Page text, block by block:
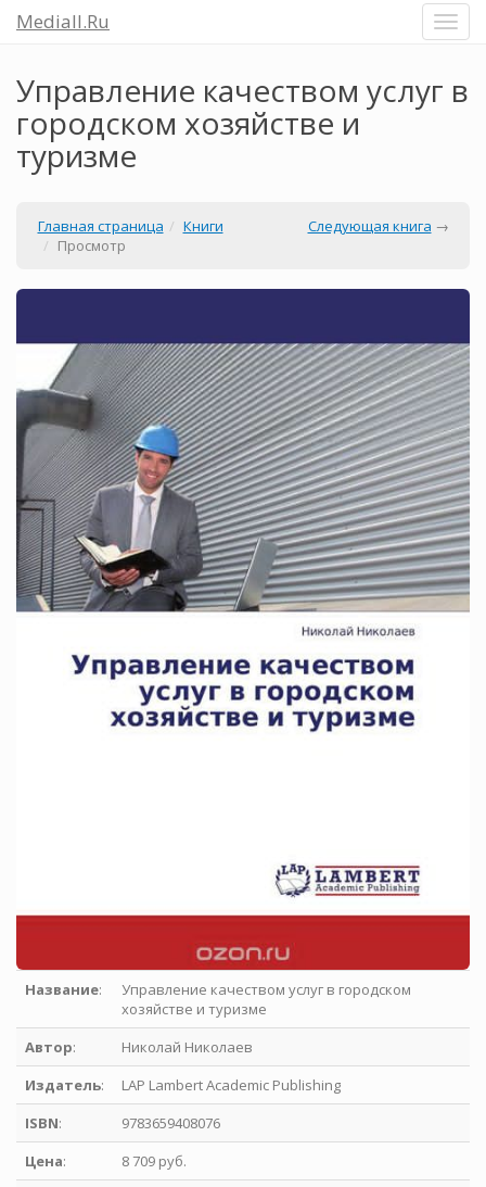
Mediall.Ru
Управление качеством услуг в
городском хозяйстве и
туризме
Следующая книга →
Главная страница
Книги
Просмотр
Название:
Управление качеством услуг в городском
хозяйстве и туризме
Автор:
Николай Николаев
Издатель:
LAP Lambert Academic Publishing
ISBN:
9783659408076
Цена:
8 709 руб.